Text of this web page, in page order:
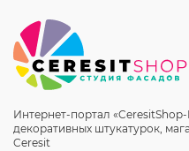
Интернет-портал
декоративных штукатурок,
Ceresit